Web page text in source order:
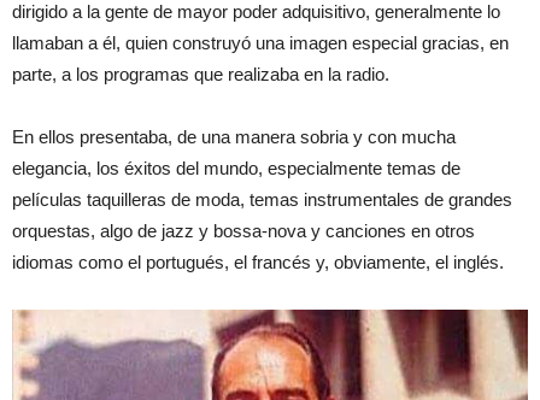
dirigido a la gente de mayor poder adquisitivo, generalmente lo
llamaban a él, quien construyó una imagen especial gracias, en
parte, a los programas que realizaba en la radio.
En ellos presentaba, de una manera sobria y con mucha
elegancia, los éxitos del mundo, especialmente temas de
películas taquilleras de moda, temas instrumentales de grandes
orquestas, algo de jazz y bossa-nova y canciones en otros
idiomas como el portugués, el francés y, obviamente, el inglés.